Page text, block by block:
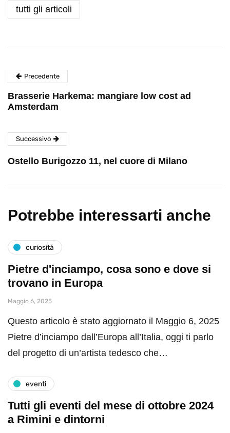
tutti gli articoli
Precedente
Brasserie Harkema: mangiare low cost ad
Amsterdam
Successivo
Ostello Burigozzo 11, nel cuore di Milano
Potrebbe interessarti anche
curiosità
Pietre d'inciampo, cosa sono e dove si
trovano in Europa
Maggio 6, 2025
Questo articolo è stato aggiornato il Maggio 6, 2025
Pietre d’inciampo dall’Europa all’Italia, oggi ti parlo
del progetto di un’artista tedesco che…
eventi
Tutti gli eventi del mese di ottobre 2024
a Rimini e dintorni